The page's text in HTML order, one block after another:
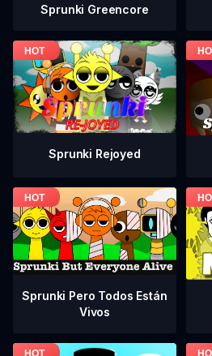
Sprunki Greencore
Sprunki Rejoyed
Sprunki Pero Todos Están
Vivos